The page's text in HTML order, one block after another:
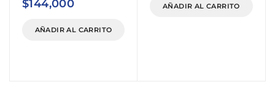
$144,000
AÑADIR AL CARRITO
AÑADIR AL CARRITO